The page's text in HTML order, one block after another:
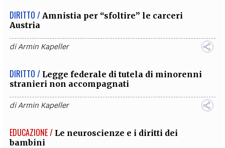
DIRITTO / Amnistia per “sfoltire” le carceri
Austria
diArmin Kapeller
DIRITTO / Legge federale di tutela di minorenni
stranieri non accompagnati
diArmin Kapeller
EDUCAZIONE / Le neuroscienze e i diritti dei
bambini